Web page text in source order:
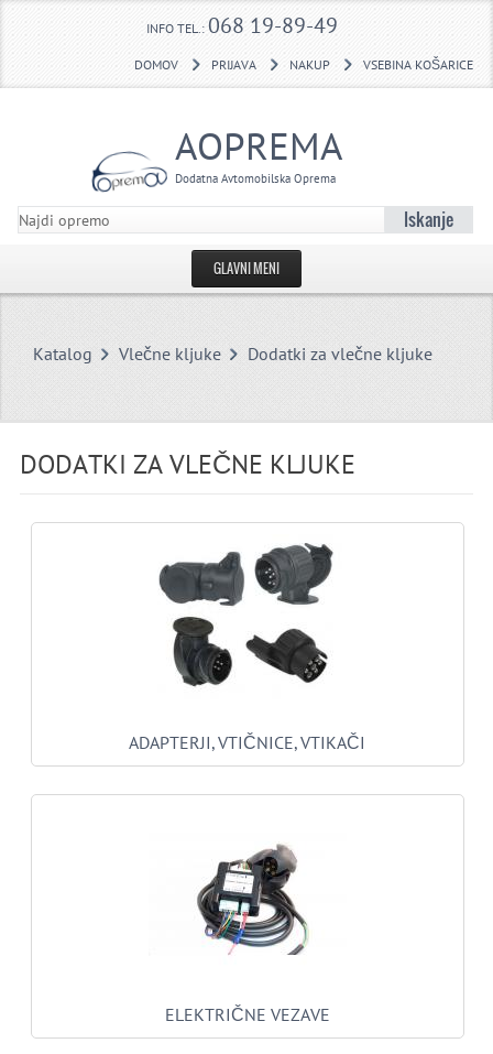
INFO TEL.: 068 19-89-49
DOMOV PRIJAVA NAKUP VSEBINA KOŠARICE
AOPREMA
Dodatna Avtomobilska Oprema
Iskanje
GLAVNI MENI
USTVARI RAČUN
VLEČNE KLJUKE POVPRAŠEVANJE
Katalog Vlečne kljuke Dodatki za vlečne kljuke
DODATKI ZA VLEČNE KLJUKE
ADAPTERJI, VTIČNICE, VTIKAČI
ELEKTRIČNE VEZAVE